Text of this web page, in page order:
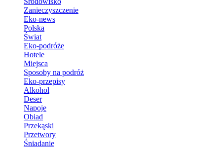
Zanieczyszczenie
Eko-news
Polska
Świat
Eko-podróże
Hotele
Miejsca
Sposoby na podróż
Eko-przepisy
Alkohol
Deser
Napoje
Obiad
Przekąski
Przetwory
Śniadanie